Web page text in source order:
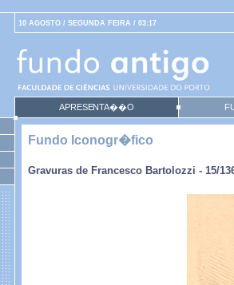
10 AGOSTO / SEGUNDA FEIRA / 03:17
APRESENTA��O
Fundo Iconogr�fico
Gravuras de Francesco Bartolozzi - 15/